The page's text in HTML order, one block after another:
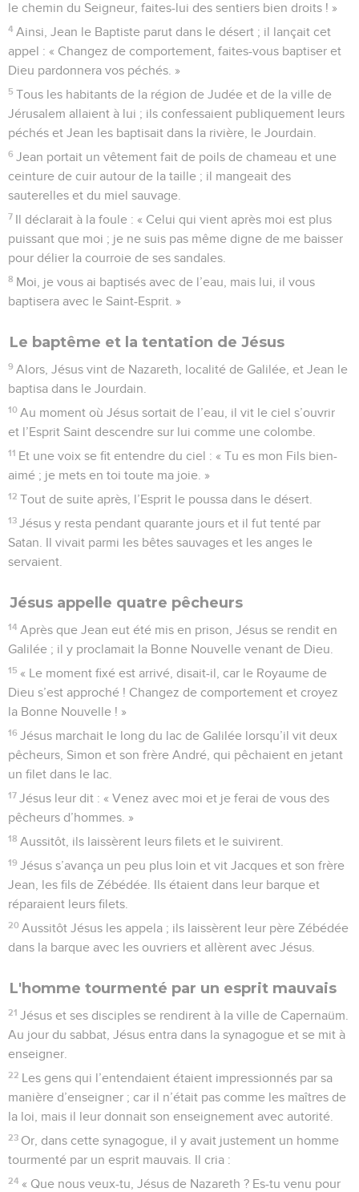
le chemin du Seigneur, faites-lui des sentiers bien droits ! »
4 Ainsi, Jean le Baptiste parut dans le désert ; il lançait cet
appel : « Changez de comportement, faites-vous baptiser et
Dieu pardonnera vos péchés. »
5 Tous les habitants de la région de Judée et de la ville de
Jérusalem allaient à lui ; ils confessaient publiquement leurs
péchés et Jean les baptisait dans la rivière, le Jourdain.
6 Jean portait un vêtement fait de poils de chameau et une
ceinture de cuir autour de la taille ; il mangeait des
sauterelles et du miel sauvage.
7 Il déclarait à la foule : « Celui qui vient après moi est plus
puissant que moi ; je ne suis pas même digne de me baisser
pour délier la courroie de ses sandales.
8 Moi, je vous ai baptisés avec de l’eau, mais lui, il vous
baptisera avec le Saint-Esprit. »
Le baptême et la tentation de Jésus
9 Alors, Jésus vint de Nazareth, localité de Galilée, et Jean le
baptisa dans le Jourdain.
10 Au moment où Jésus sortait de l’eau, il vit le ciel s’ouvrir
et l’Esprit Saint descendre sur lui comme une colombe.
11 Et une voix se fit entendre du ciel : « Tu es mon Fils bien-
aimé ; je mets en toi toute ma joie. »
12 Tout de suite après, l’Esprit le poussa dans le désert.
13 Jésus y resta pendant quarante jours et il fut tenté par
Satan. Il vivait parmi les bêtes sauvages et les anges le
servaient.
Jésus appelle quatre pêcheurs
14 Après que Jean eut été mis en prison, Jésus se rendit en
Galilée ; il y proclamait la Bonne Nouvelle venant de Dieu.
15 « Le moment fixé est arrivé, disait-il, car le Royaume de
Dieu s’est approché ! Changez de comportement et croyez
la Bonne Nouvelle ! »
16 Jésus marchait le long du lac de Galilée lorsqu’il vit deux
pêcheurs, Simon et son frère André, qui pêchaient en jetant
un filet dans le lac.
17 Jésus leur dit : « Venez avec moi et je ferai de vous des
pêcheurs d’hommes. »
18 Aussitôt, ils laissèrent leurs filets et le suivirent.
19 Jésus s’avança un peu plus loin et vit Jacques et son frère
Jean, les fils de Zébédée. Ils étaient dans leur barque et
réparaient leurs filets.
20 Aussitôt Jésus les appela ; ils laissèrent leur père Zébédée
dans la barque avec les ouvriers et allèrent avec Jésus.
L'homme tourmenté par un esprit mauvais
21 Jésus et ses disciples se rendirent à la ville de Capernaüm.
Au jour du sabbat, Jésus entra dans la synagogue et se mit à
enseigner.
22 Les gens qui l’entendaient étaient impressionnés par sa
manière d’enseigner ; car il n’était pas comme les maîtres de
la loi, mais il leur donnait son enseignement avec autorité.
23 Or, dans cette synagogue, il y avait justement un homme
tourmenté par un esprit mauvais. Il cria :
24 « Que nous veux-tu, Jésus de Nazareth ? Es-tu venu pour